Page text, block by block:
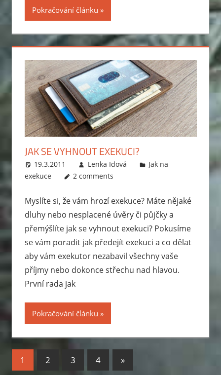
Pokračování článku
JAK SE VYHNOUT EXEKUCI?
19.3.2011 Lenka Idová
Jak na
exekuce
2 comments
Myslíte si, že vám hrozí exekuce? Máte nějaké
dluhy nebo nesplacené úvěry či půjčky a
přemýšlíte jak se vyhnout exekuci? Pokusíme
se vám poradit jak předejít exekuci a co dělat
aby vám exekutor nezabavil všechny vaše
příjmy nebo dokonce střechu nad hlavou.
První rada jak
Pokračování článku
Stránkování
1 2 3 4
Next
»